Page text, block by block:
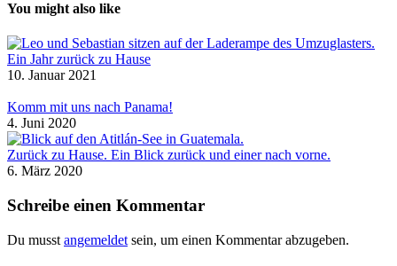
You might also like
Ein Jahr zurück zu Hause
10. Januar 2021
Komm mit uns nach Panama!
4. Juni 2020
Zurück zu Hause. Ein Blick zurück und einer nach vorne.
6. März 2020
Schreibe einen Kommentar
Du musst angemeldet sein, um einen Kommentar abzugeben.